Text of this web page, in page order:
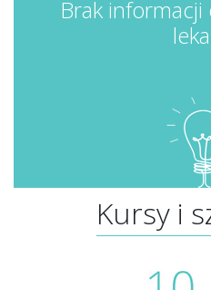
Brak informacji
Kursy i